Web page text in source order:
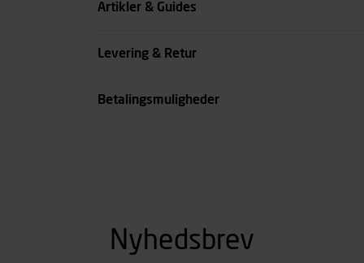
Artikler & Guides
Levering & Retur
Betalingsmuligheder
Nyhedsbrev